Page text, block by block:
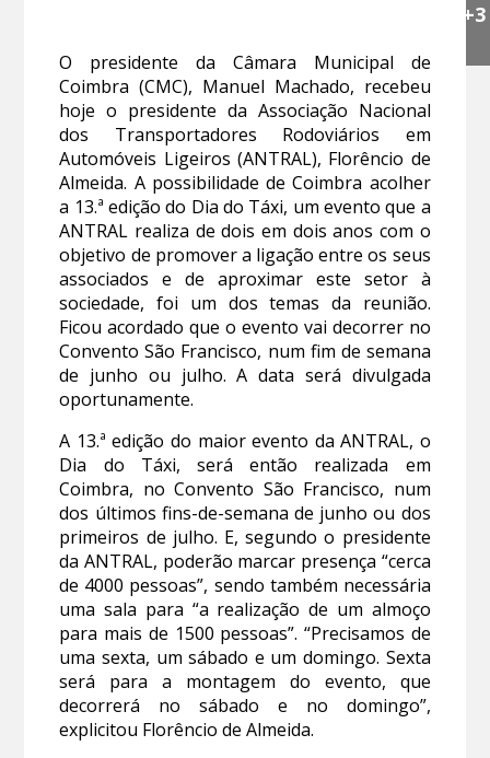
+3
O presidente da Câmara Municipal de
Coimbra (CMC), Manuel Machado, recebeu
hoje o presidente da Associação Nacional
dos Transportadores Rodoviários em
Automóveis Ligeiros (ANTRAL), Florêncio de
Almeida. A possibilidade de Coimbra acolher
a 13.ª edição do Dia do Táxi, um evento que a
ANTRAL realiza de dois em dois anos com o
objetivo de promover a ligação entre os seus
associados e de aproximar este setor à
sociedade, foi um dos temas da reunião.
Ficou acordado que o evento vai decorrer no
Convento São Francisco, num fim de semana
de junho ou julho. A data será divulgada
oportunamente.
A 13.ª edição do maior evento da ANTRAL, o
Dia do Táxi, será então realizada em
Coimbra, no Convento São Francisco, num
dos últimos fins-de-semana de junho ou dos
primeiros de julho. E, segundo o presidente
da ANTRAL, poderão marcar presença “cerca
de 4000 pessoas”, sendo também necessária
uma sala para “a realização de um almoço
para mais de 1500 pessoas”. “Precisamos de
uma sexta, um sábado e um domingo. Sexta
será para a montagem do evento, que
decorrerá no sábado e no domingo”,
explicitou Florêncio de Almeida.